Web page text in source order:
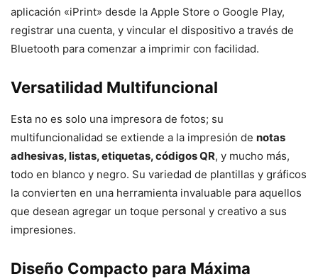
aplicación «iPrint» desde la Apple Store o Google Play,
registrar una cuenta, y vincular el dispositivo a través de
Bluetooth para comenzar a imprimir con facilidad.
Versatilidad Multifuncional
Esta no es solo una impresora de fotos; su
multifuncionalidad se extiende a la impresión de notas
adhesivas, listas, etiquetas, códigos QR, y mucho más,
todo en blanco y negro. Su variedad de plantillas y gráficos
la convierten en una herramienta invaluable para aquellos
que desean agregar un toque personal y creativo a sus
impresiones.
Diseño Compacto para Máxima